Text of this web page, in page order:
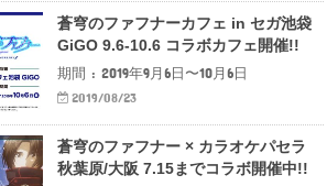
蒼穹のファフナーカフェ in セガ池袋
GiGO 9.6-10.6 コラボカフェ開催!!
期間 : 2019年9月6日〜10月6日
2019/08/23
蒼穹のファフナー × カラオケパセラ
秋葉原/大阪 7.15までコラボ開催中!!